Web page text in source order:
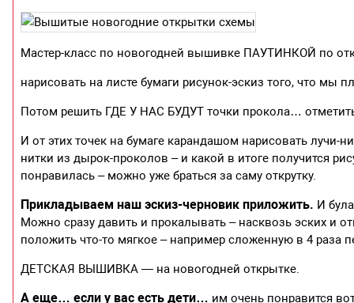
Мастер-класс по новогодней вышивке ПАУТИНКОЙ по
нарисовать на листе бумаги рисунок-эскиз того, что мы
Потом решить ГДЕ У НАС БУДУТ точки прокола…
И от этих точек на бумаге карандашом нарисовать лучи-
нитки из дырок-проколов – и какой в итоге получится
понравилась – можно уже браться за саму открутку.
Прикладываем наш эскиз-черновик приложить. И
Можно сразу давить и прокалывать – насквозь эских и
положить что-то мягкое – например сложенную в 4 раза
ДЕТСКАЯ ВЫШИВКА — на новогодней открытке.
А еще… если у вас есть дети… им очень понравится